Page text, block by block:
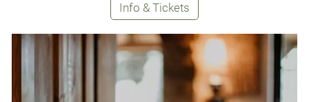
Info & Tickets